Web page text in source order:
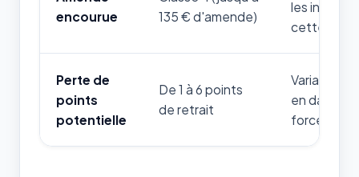
encourue
135 € d'amende)
les
cette
Perte de
points
potentielle
De 1 à 6 points
de retrait
Variable
en danger
forces de